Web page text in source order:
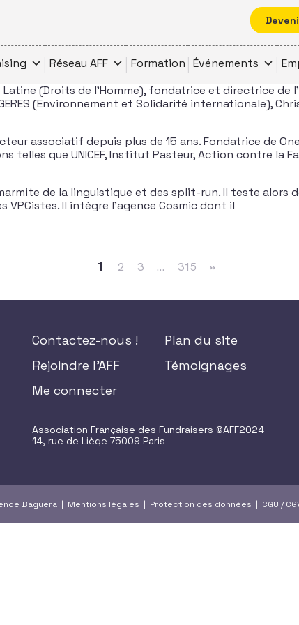
Réseau AFF Formation Événements
(Droits de l’Homme), fondatrice et directrice
(Environnement et Solidarité internationale),
associatif depuis plus de 15 ans. Fondatrice de
que UNICEF, Institut Pasteur, Action contre la
de la linguistique et des split-run. Il teste
Il intègre l’agence Cosmic dont il
1 2 3 … 315 »
Contactez-nous !
Rejoindre l'AFF
Me connecter
Plan du site
Témoignages
Association Française des Fundraisers ©AFF2024
14, rue de Liège 75009 Paris
Baguera | Mentions légales | Protection des données | CGU /